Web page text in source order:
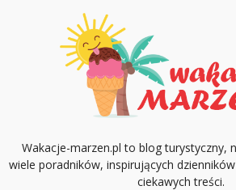
Wakacje-marzen.pl to blog turystyczny,
wiele poradników, inspirujących
ciekawych treści.